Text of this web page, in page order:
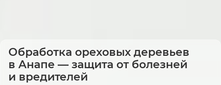
Обработка ореховых деревьев
в Анапе — защита от болезней
и вредителей